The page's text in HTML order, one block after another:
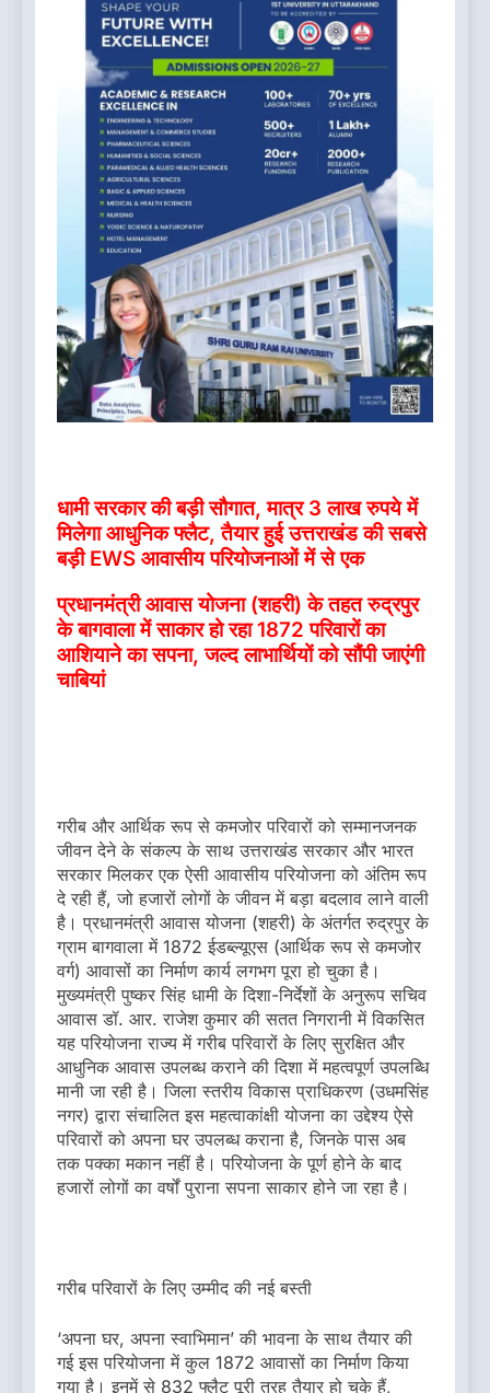
धामी सरकार की बड़ी सौगात, मात्र 3 लाख रुपये में
मिलेगा आधुनिक फ्लैट, तैयार हुई उत्तराखंड की सबसे
बड़ी EWS आवासीय परियोजनाओं में से एक
प्रधानमंत्री आवास योजना (शहरी) के तहत रुद्रपुर
के बागवाला में साकार हो रहा 1872 परिवारों का
आशियाने का सपना, जल्द लाभार्थियों को सौंपी जाएंगी
चाबियां
गरीब और आर्थिक रूप से कमजोर परिवारों को सम्मानजनक
जीवन देने के संकल्प के साथ उत्तराखंड सरकार और भारत
सरकार मिलकर एक ऐसी आवासीय परियोजना को अंतिम रूप
दे रही हैं, जो हजारों लोगों के जीवन में बड़ा बदलाव लाने वाली
है। प्रधानमंत्री आवास योजना (शहरी) के अंतर्गत रुद्रपुर के
ग्राम बागवाला में 1872 ईडब्ल्यूएस (आर्थिक रूप से कमजोर
वर्ग) आवासों का निर्माण कार्य लगभग पूरा हो चुका है।
मुख्यमंत्री पुष्कर सिंह धामी के दिशा-निर्देशों के अनुरूप सचिव
आवास डॉ. आर. राजेश कुमार की सतत निगरानी में विकसित
यह परियोजना राज्य में गरीब परिवारों के लिए सुरक्षित और
आधुनिक आवास उपलब्ध कराने की दिशा में महत्वपूर्ण उपलब्धि
मानी जा रही है। जिला स्तरीय विकास प्राधिकरण (उधमसिंह
नगर) द्वारा संचालित इस महत्वाकांक्षी योजना का उद्देश्य ऐसे
परिवारों को अपना घर उपलब्ध कराना है, जिनके पास अब
तक पक्का मकान नहीं है। परियोजना के पूर्ण होने के बाद
हजारों लोगों का वर्षों पुराना सपना साकार होने जा रहा है।
गरीब परिवारों के लिए उम्मीद की नई बस्ती
‘अपना घर, अपना स्वाभिमान’ की भावना के साथ तैयार की
गई इस परियोजना में कुल 1872 आवासों का निर्माण किया
गया है। इनमें से 832 फ्लैट पूरी तरह तैयार हो चुके हैं,